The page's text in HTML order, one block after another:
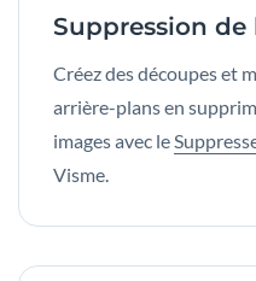
Suppression de
Créez des découpes et
arrière-plans en
images avec le
Visme.